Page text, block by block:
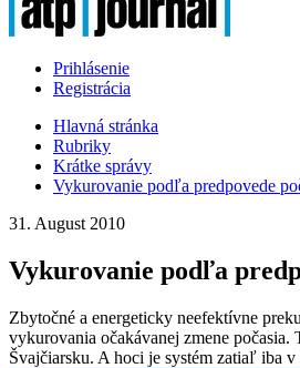
Prihlásenie
Registrácia
Hlavná stránka
Rubriky
Krátke správy
Vykurovanie podľa predpovede
31. August 2010
Vykurovanie podľa
Zbytočné a energeticky neefektívne
vykurovania očakávanej zmene
Švajčiarsku. A hoci je systém zatiaľ iba